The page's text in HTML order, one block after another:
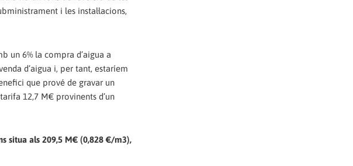
i les instal·lacions,
un 6% la compra d’aigua a
d’aigua i, per tant, estaríem
que prové de gravar un
12,7 M€ provinents d’un
situa als 209,5 M€ (0,828 €/m3),